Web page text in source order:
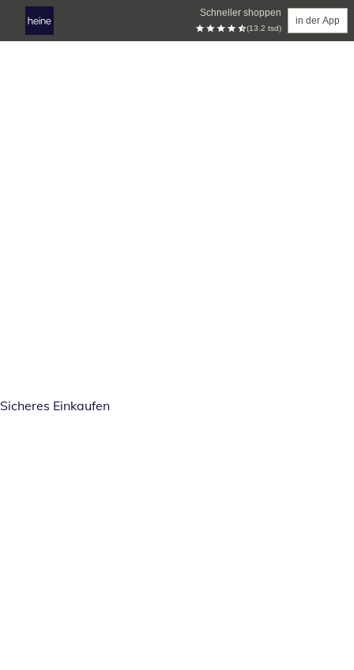
Schneller shoppen
(13.2 tsd)
in der App
Sicheres Einkaufen